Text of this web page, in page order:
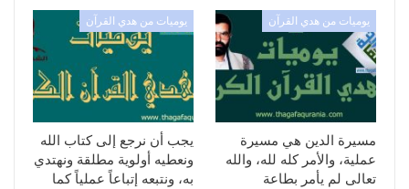
يوميات من هدي القرآن
مسيرة الدين هي مسيرة
عملية، والأمر كله لله، والله
تعالى لم يأمر بطاعة
يوميات من هدي القرآن
يجب أن نرجع إلى كتاب الله
ونعطيه أولوية مطلقة ونهتدي
به، ونتبعه إتباعاً عملياً كما